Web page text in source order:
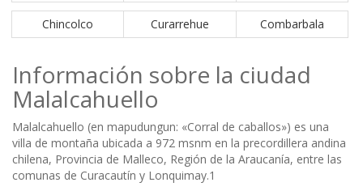
Chincolco Curarrehue Combarbala
Información sobre la ciudad
Malalcahuello
Malalcahuello (en mapudungun: «Corral de caballos») es una
villa de montaña ubicada a 972 msnm en la precordillera andina
chilena, Provincia de Malleco, Región de la Araucanía, entre las
comunas de Curacautín y Lonquimay.1